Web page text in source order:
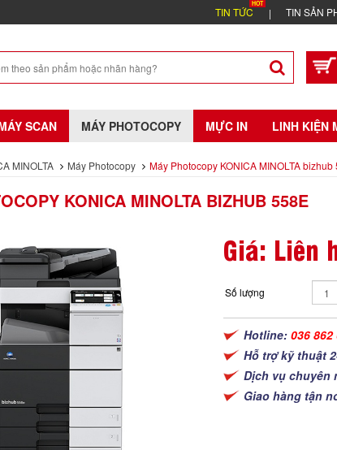
TIN TỨC TIN SẢN
SCAN MÁY PHOTOCOPY MỰC IN LINH KIỆN
MINOLTA Máy Photocopy Máy Photocopy KONICA MINOLTA bizhub
KONICA MINOLTA BIZHUB 558E
Giá: Liên
Số lượng
Hotline: 036 862
Hỗ trợ kỹ thuật
Dịch vụ chuyên
Giao hàng tận